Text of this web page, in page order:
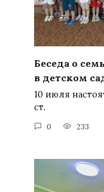
Беседа о
в детском
10 июля
ст.
0 233